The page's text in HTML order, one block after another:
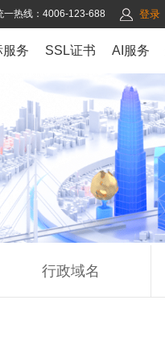
一热线：4006-123-688 登录
服务 SSL证书 AI服务
行政域名